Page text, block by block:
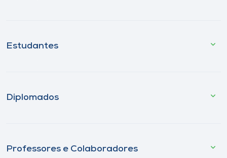
Estudantes
Diplomados
Professores e Colaboradores